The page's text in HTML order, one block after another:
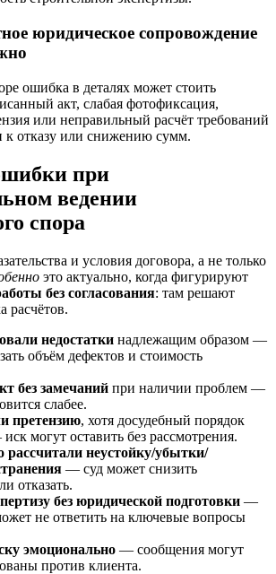
юридическое сопровождение
ошибка в деталях может стоить
акт, слабая фотофиксация,
или неправильный расчёт требований
к отказу или снижению сумм.
при
ведении
спора
и условия договора, а не только
это актуально, когда фигурируют
без согласования: там решают
расчётов.
недостатки надлежащим образом —
объём дефектов и стоимость
без замечаний при наличии проблем —
слабее.
претензию, хотя досудебный порядок
могут оставить без рассмотрения.
рассчитали неустойку/убытки/
— суд может снизить
отказать.
без юридической подготовки —
не ответить на ключевые вопросы
эмоционально — сообщения могут
против клиента.